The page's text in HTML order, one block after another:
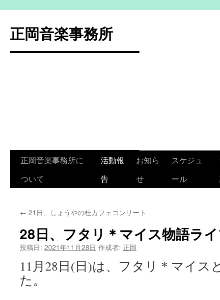
テ
ン
正岡音楽事務所
正岡音楽事務所に
ついて
活動報
告
お知ら
せ
スケジュ
ール
← 21日、しょうやの杜カフェコンサート
28日、フタリ＊マイス物語ラ
投稿日: 2021年11月28日 作成者: 正岡
11月28日(日)は、フタリ＊マイス
た。